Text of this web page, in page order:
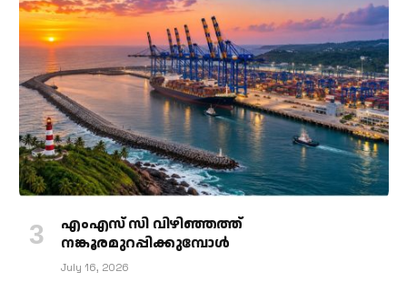
എംഎസ് സി വിഴിഞ്ഞത്ത്
നങ്കൂരമുറപ്പിക്കുമ്പോള്‍
July 16, 2026